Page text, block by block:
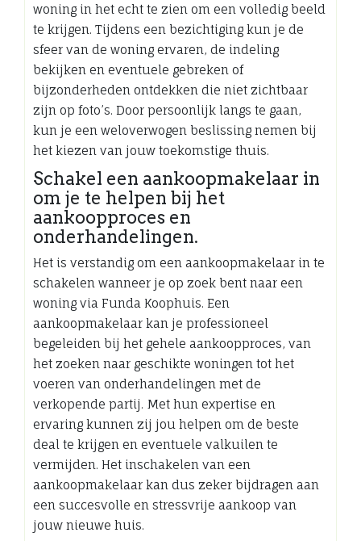
woning in het echt te zien om een volledig beeld
te krijgen. Tijdens een bezichtiging kun je de
sfeer van de woning ervaren, de indeling
bekijken en eventuele gebreken of
bijzonderheden ontdekken die niet zichtbaar
zijn op foto’s. Door persoonlijk langs te gaan,
kun je een weloverwogen beslissing nemen bij
het kiezen van jouw toekomstige thuis.
Schakel een aankoopmakelaar in
om je te helpen bij het
aankoopproces en
onderhandelingen.
Het is verstandig om een aankoopmakelaar in te
schakelen wanneer je op zoek bent naar een
woning via Funda Koophuis. Een
aankoopmakelaar kan je professioneel
begeleiden bij het gehele aankoopproces, van
het zoeken naar geschikte woningen tot het
voeren van onderhandelingen met de
verkopende partij. Met hun expertise en
ervaring kunnen zij jou helpen om de beste
deal te krijgen en eventuele valkuilen te
vermijden. Het inschakelen van een
aankoopmakelaar kan dus zeker bijdragen aan
een succesvolle en stressvrije aankoop van
jouw nieuwe huis.